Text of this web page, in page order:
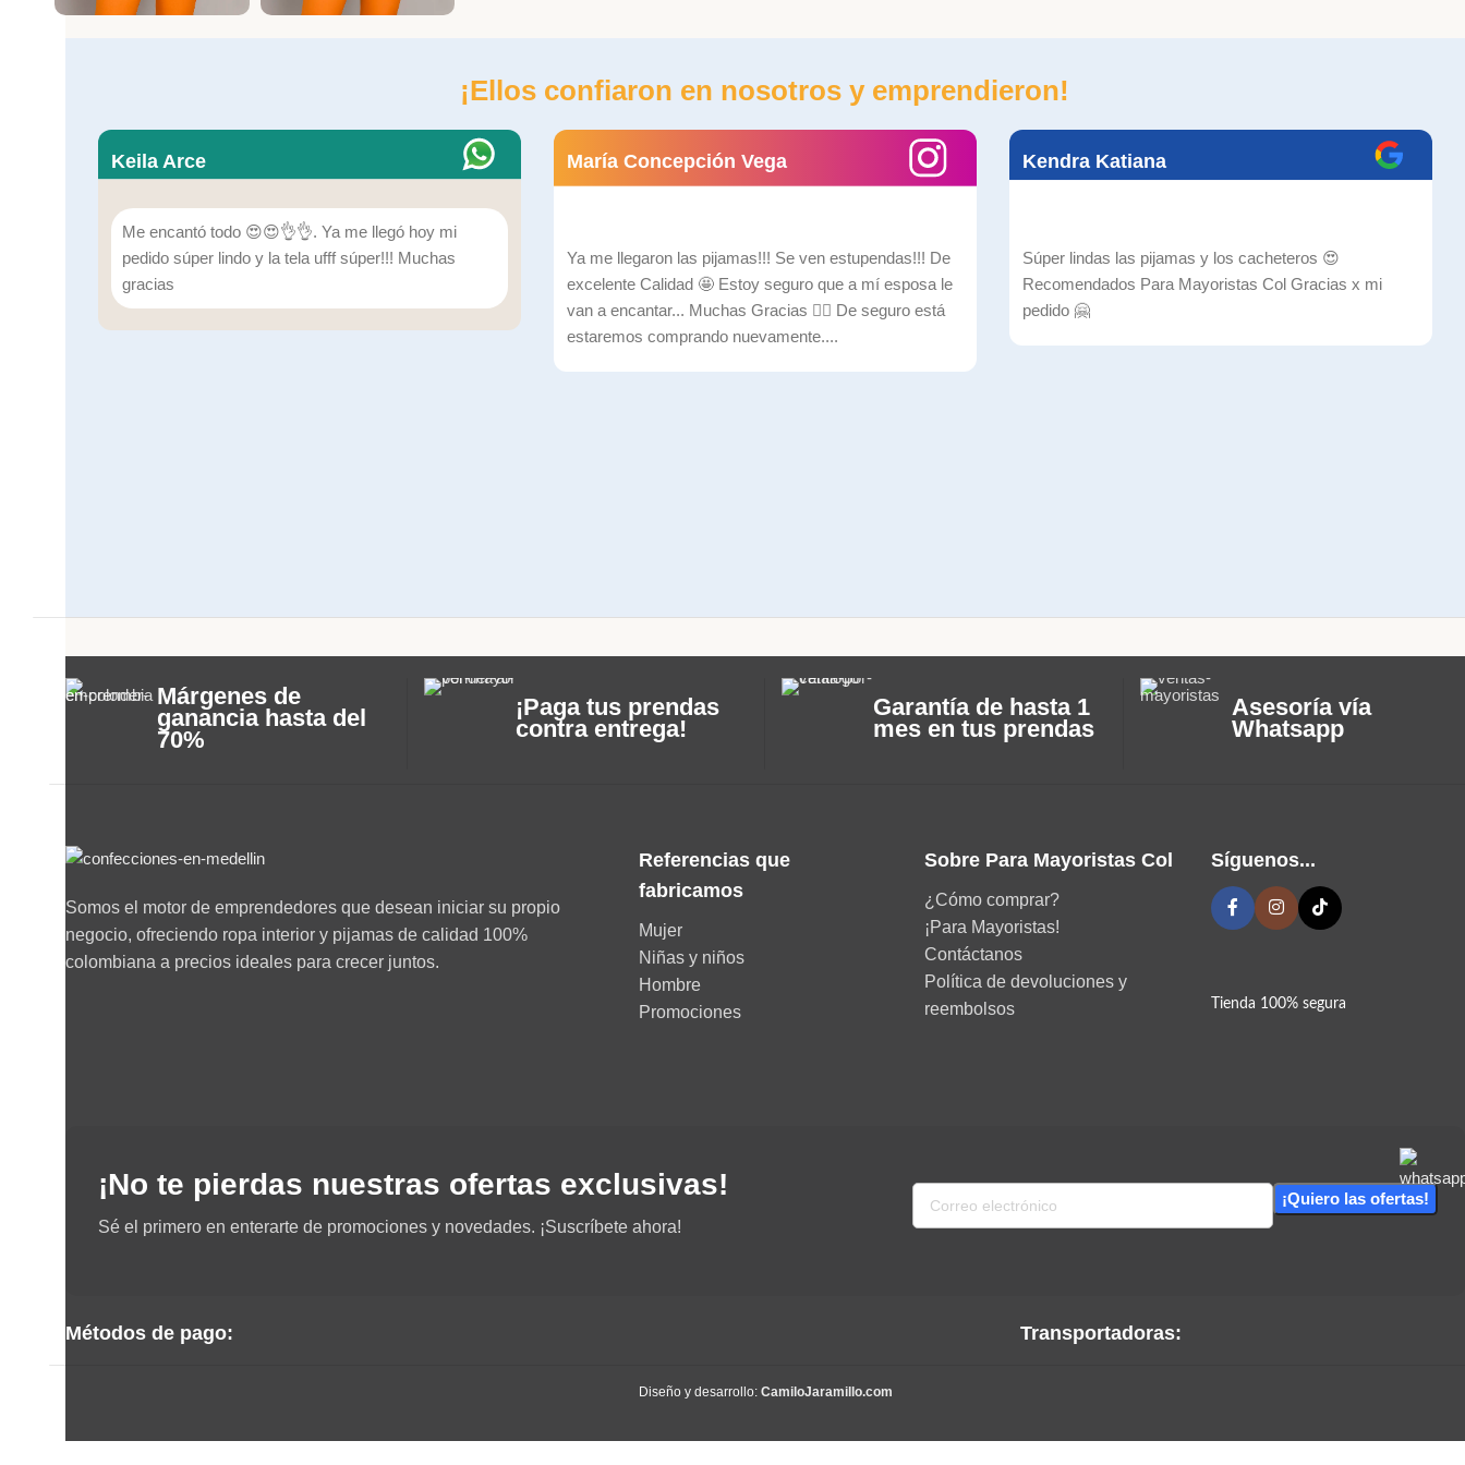
¡Ellos confiaron en nosotros y emprendieron!
Keila Arce
Me encantó todo 😍😍👌👌. Ya me llegó hoy mi
pedido súper lindo y la tela ufff súper!!! Muchas
gracias
María Concepción Vega
Ya me llegaron las pijamas!!! Se ven estupendas!!! De
excelente Calidad 🤩 Estoy seguro que a mí esposa le
van a encantar... Muchas Gracias ✌🏼 De seguro está
estaremos comprando nuevamente....
Kendra Katiana
Súper lindas las pijamas y los cacheteros 😍
Recomendados Para Mayoristas Col Gracias x mi
pedido 🤗
Márgenes de
ganancia hasta del
70%
¡Paga tus prendas
contra entrega!
Garantía de hasta 1
mes en tus prendas
Asesoría vía
Whatsapp
Somos el motor de emprendedores que desean iniciar su propio
negocio, ofreciendo ropa interior y pijamas de calidad 100%
colombiana a precios ideales para crecer juntos.
Referencias que
fabricamos
Mujer
Niñas y niños
Hombre
Promociones
Sobre Para Mayoristas Col
¿Cómo comprar?
¡Para Mayoristas!
Contáctanos
Política de devoluciones y
reembolsos
Síguenos...
Tienda 100% segura
¡No te pierdas nuestras ofertas exclusivas!
Sé el primero en enterarte de promociones y novedades. ¡Suscríbete ahora!
Métodos de pago: Transportadoras:
Diseño y desarrollo: CamiloJaramillo.com